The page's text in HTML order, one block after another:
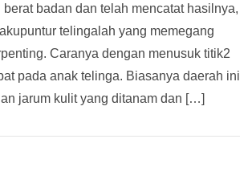
badan dan telah mencatat hasilnya,
telingalah yang memegang
Caranya dengan menusuk titik2
pada anak telinga. Biasanya daerah ini
jarum kulit yang ditanam dan […]